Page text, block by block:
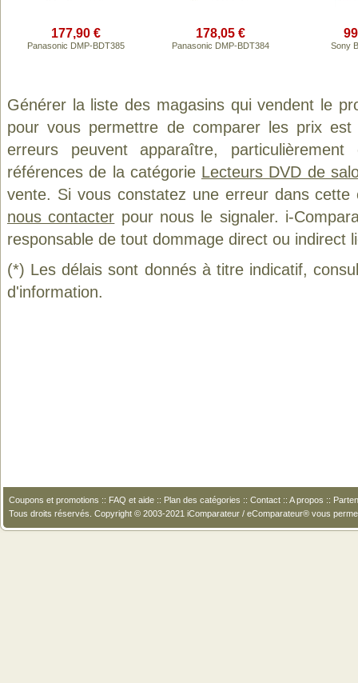
177,90 €
Panasonic DMP-BDT385
178,05 €
Panasonic DMP-BDT384 Sony
Générer la liste des magasins qui vendent le
pour vous permettre de comparer les prix
erreurs peuvent apparaître,
références de la catégorie Lecteurs DVD de
vente. Si vous constatez une erreur dans
nous contacter pour nous le signaler. i-
responsable de tout dommage direct ou indirect
(*) Les délais sont donnés à titre indicatif,
d'information.
Coupons et promotions :: FAQ et aide :: Plan des catégories :: Contact :: A propos ::
Tous droits réservés. Copyright © 2003-2021 iComparateur / eComparateur® vous